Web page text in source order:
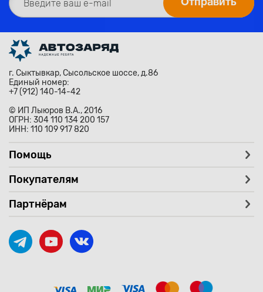
г. Сыктывкар, Сысольское шоссе, д.86
Единый номер:
+7 (912) 140-14-42
© ИП Лыюров В.А., 2016
ОГРН: 304 110 134 200 157
ИНН: 110 109 917 820
Помощь
Покупателям
Партнёрам